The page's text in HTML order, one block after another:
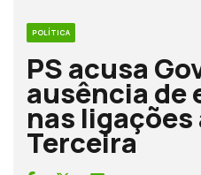
POLÍTICA
PS acusa
ausência de
nas ligações
Terceira